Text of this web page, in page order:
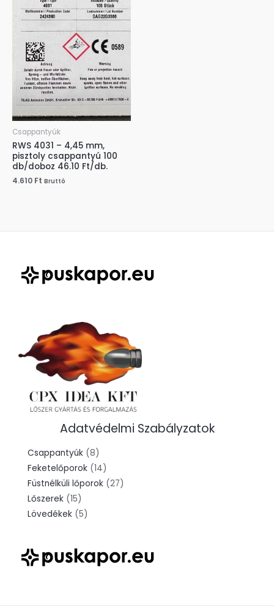
Csappantyúk
RWS 4031 – 4,45 mm,
pisztoly csappantyú 100
db/doboz 46.10 Ft/db.
4.610 Ft Bruttó
Adatvédelmi Szabályzatok
Csappantyúk 88
termék
Feketelőporok 1414
termék
Füstnélküli lőporok 2727
Lőszerek 1515
termék
Lövedékek 55